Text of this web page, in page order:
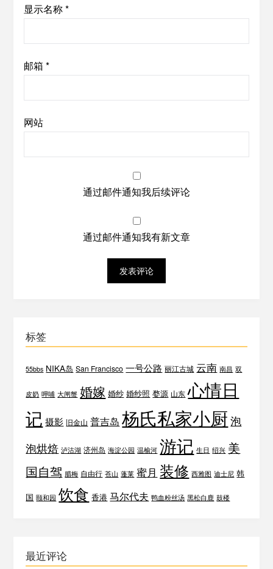
显示名称*
邮箱 *
网站
通过邮件通知我后续评论
通过邮件通知我有新文章
标签
55bbs NIKA岛 San Francisco 一号公路 丽江古城 云南 南昌 双
皮奶 呷哺 大闸蟹 婚嫁 婚纱 婚纱照 婺源 山东 心情日
记 摄影 旧金山 普吉岛 杨氏私家小厨 泡
泡烘焙 泸沽湖 济州岛 海淀公园 温榆河 游记 生日 绍兴 美
国自驾 腊梅 自由行 苍山 蓬莱 蜜月 装修 西雅图 迪士尼 韩
国 颐和园 饮食 香港 马尔代夫 鸭血粉丝汤 黑松白鹿 鼓楼
最近评论